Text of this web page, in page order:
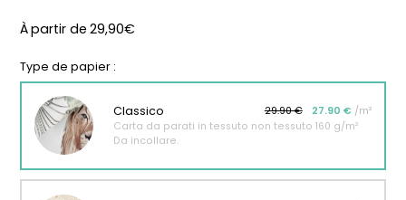
À partir de29,90€
Type de papier :
Classico 29.90 € 27.90 € /m²
Carta da parati in tessuto non tessuto 160 g/m²
Da incollare.